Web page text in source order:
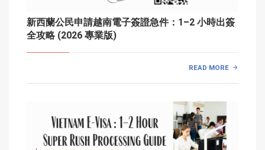
新西蘭公民申請越南電子簽證急件：1–2 小時出簽
全攻略 (2026 專業版)
READ MORE